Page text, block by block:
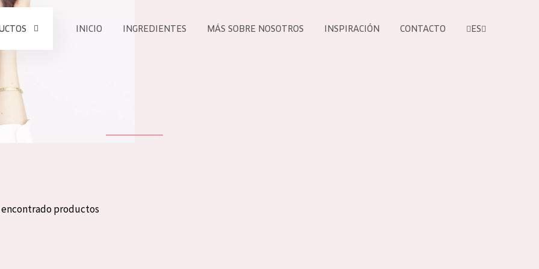
INICIO INGREDIENTES MÁS SOBRE NOSOTROS INSPIRACIÓN CONTACTO ES
encontrado productos